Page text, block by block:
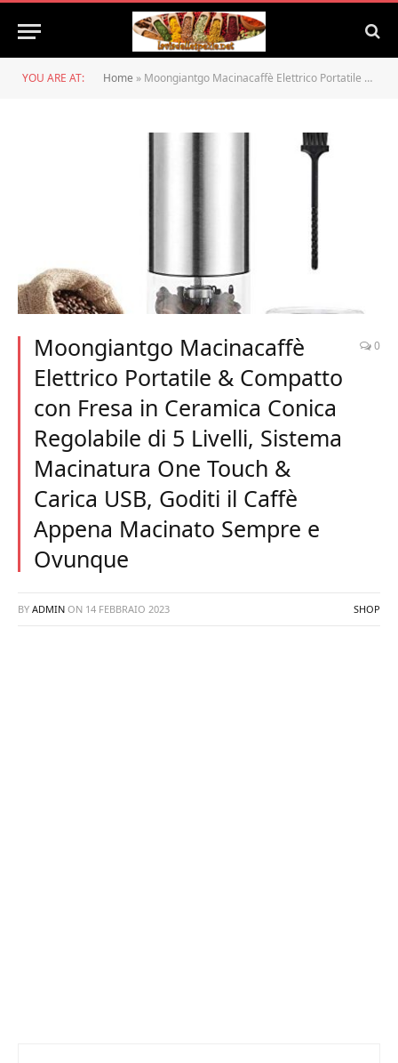
YOU ARE AT: Home » Moongiantgo Macinacaffè Elettrico Portatile & Compatto con Fresa in Ceramica Conica Regolabile di 5 Livelli, Sistema Macinatura One Touch & Carica USB, Goditi il Caffè Appena Macinato Sempre e Ovunque
Moongiantgo Macinacaffè
Elettrico Portatile & Compatto
con Fresa in Ceramica Conica
Regolabile di 5 Livelli, Sistema
Macinatura One Touch &
Carica USB, Goditi il Caffè
Appena Macinato Sempre e
Ovunque
0
BY ADMIN ON 14 FEBBRAIO 2023 SHOP